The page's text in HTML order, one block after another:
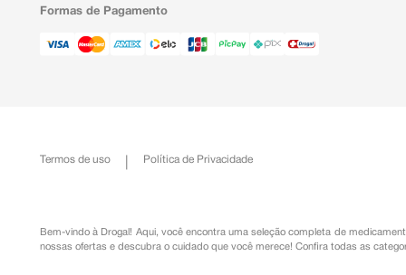
Formas de Pagamento
Termos de uso Política de Privacidade
Bem-vindo à Drogal! Aqui, você encontra uma seleção completa de
nossas ofertas e descubra o cuidado que você merece! Confira todas as